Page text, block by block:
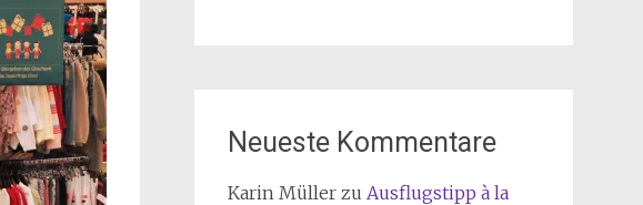
Neueste Kommentare
Karin Müllerzu Ausflugstipp à la